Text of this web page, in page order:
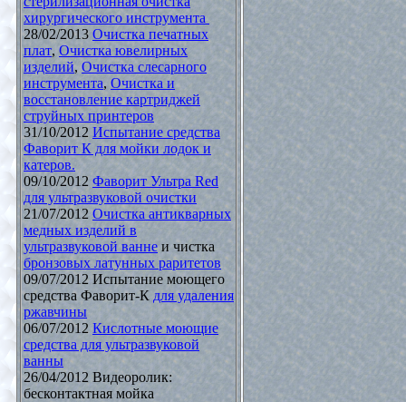
хирургического инструмента
28/02/2013 Очистка печатных
плат, Очистка ювелирных
изделий, Очистка слесарного
инструмента, Очистка и
восстановление картриджей
струйных принтеров
31/10/2012 Испытание средства
Фаворит К для мойки лодок и
катеров.
09/10/2012 Фаворит Ультра Red
для ультразвуковой очистки
21/07/2012 Очистка антикварных
медных изделий в
ультразвуковой ваннеи чистка
бронзовых латунных раритетов
09/07/2012 Испытание моющего
средства Фаворит-К для удаления
ржавчины
06/07/2012 Кислотные моющие
средства для ультразвуковой
ванны
26/04/2012 Видеоролик:
бесконтактная мойка